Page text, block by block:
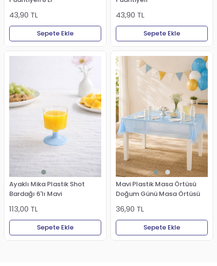
43,90 TL
Sepete Ekle
43,90 TL
Sepete Ekle
Ayaklı Mika Plastik Shot
Bardağı 6'lı Mavi
113,00 TL
Sepete Ekle
Mavi Plastik Masa Örtüsü
Doğum Günü Masa Örtüsü
36,90 TL
Sepete Ekle